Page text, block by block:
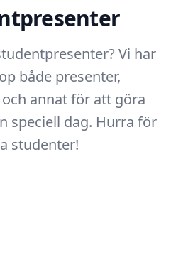
Vi har
både presenter,
annat för att göra
speciell dag. Hurra för
studenter!